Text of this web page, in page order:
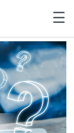
☰
Steuer abgeben.